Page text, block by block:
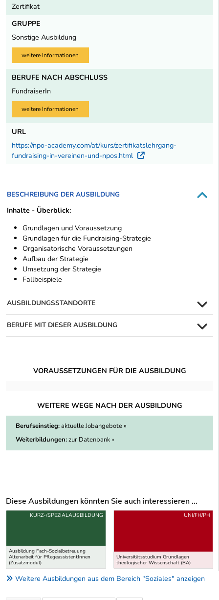
Zertifikat
GRUPPE
Sonstige Ausbildung
weitere Informationen
BERUFE NACH ABSCHLUSS
FundraiserIn
weitere Informationen
URL
https://npo-academy.com/at/kurs/zertifikatslehrgang-
fundraising-in-vereinen-und-npos.html
Externer Link
BESCHREIBUNG DER AUSBILDUNG
Inhalte - Überblick:
Grundlagen und Voraussetzung
Grundlagen für die Fundraising-Strategie
Organisatorische Voraussetzungen
Aufbau der Strategie
Umsetzung der Strategie
Fallbeispiele
AUSBILDUNGSSTANDORTE
BERUFE MIT DIESER AUSBILDUNG
VORAUSSETZUNGEN FÜR DIE AUSBILDUNG
WEITERE WEGE NACH DER AUSBILDUNG
Berufseinstieg:aktuelle Jobangebote »
Weiterbildungen:zur Datenbank »
Diese Ausbildungen könnten Sie auch interessieren ...
Uber weitere Ausbildungsvorschläge
Ausbildung Fach-Sozialbetreuung
Altenarbeit für PflegeassistentInnen
(Zusatzmodul)
KURZ-/SPEZIALAUSBILDUNG
Universitätsstudium Grundlagen
theologischer Wissenschaft (BA)
UNI/FH/PH
Weitere Ausbildungen aus dem Bereich "Soziales" anzeigen